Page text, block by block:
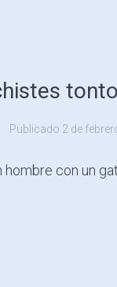
Publicado 2 de
hombre con un